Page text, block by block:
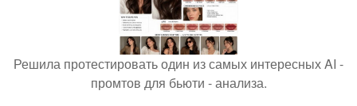
Решила протестировать один из самых интересных AI -
промтов для бьюти - анализа.